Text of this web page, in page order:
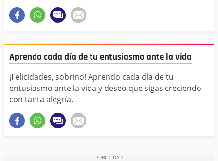
Aprendo cada día de tu entusiasmo ante la vida
¡Felicidades, sobrino! Aprendo cada día de tu
entusiasmo ante la vida y deseo que sigas creciendo
con tanta alegría.